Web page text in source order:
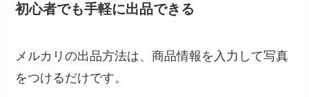
初心者でも手軽に出品できる
メルカリの出品方法は、商品情報を入力して写真
をつけるだけです。